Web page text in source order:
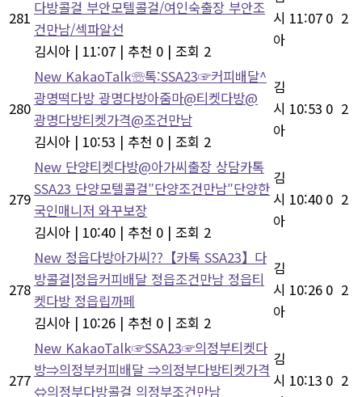
281
다방콜걸 부안모텔콜걸/여인숙출장 부안조
건만남/섹파알선
김시아 | 11:07 | 추천 0 | 조회 2
시
아
11:07 0 2
280
New KakaoTalk☏톡:SSA23☞커피배달^
광명떡다방 광명다방아줌마@티켓다방@
광명다방티켓가격@조건만남
김시아 | 10:53 | 추천 0 | 조회 2
김
시
아
10:53 0 2
279
New 단양티켓다방@아가씨출장 상담카톡
SSA23 단양모텔콜걸″단양조건만남″단양한
국인매니저 와꾸보장
김시아 | 10:40 | 추천 0 | 조회 2
김
시
아
10:40 0 2
278
New 정읍다방아가씨??【카톡 SSA23】다
방콜걸|정읍커피배달 정읍조건만남 정읍티
켓다방 정읍립까페
김시아 | 10:26 | 추천 0 | 조회 2
김
시
아
10:26 0 2
277
New KakaoTalk☞SSA23☞의정부티켓다
방⇒의정부커피배달 ⇒의정부다방티켓가격
⇔의정부다방콜걸 의정부조건만남
김
시 10:13 0 2